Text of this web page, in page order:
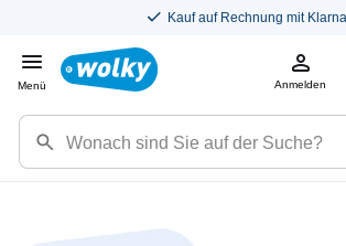
Kostenloser Versand in DE
Menü Anmelden